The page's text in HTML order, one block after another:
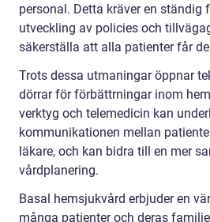
personal. Detta kräver en ständig
utveckling av policies och
säkerställa att alla patienter får
Trots dessa utmaningar öppnar
dörrar för förbättrningar inom
verktyg och telemedicin kan
kommunikationen mellan
läkare, och kan bidra till en mer
vårdplanering.
Basal hemsjukvård erbjuder en
många patienter och deras